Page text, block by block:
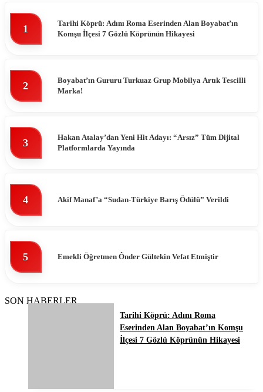
1
Tarihi Köprü: Adını Roma Eserinden Alan Boyabat’ın
Komşu İlçesi 7 Gözlü Köprünün Hikayesi
2
Boyabat’ın Gururu Turkuaz Grup Mobilya Artık Tescilli
Marka!
3
Hakan Atalay’dan Yeni Hit Adayı: “Arsız” Tüm Dijital
Platformlarda Yayında
4 Akif Manaf’a “Sudan-Türkiye Barış Ödülü” Verildi
5 Emekli Öğretmen Ônder Gültekin Vefat Etmiştir
SON HABERLER
Tarihi Köprü: Adını Roma
Eserinden Alan Boyabat’ın Komşu
İlçesi 7 Gözlü Köprünün Hikayesi